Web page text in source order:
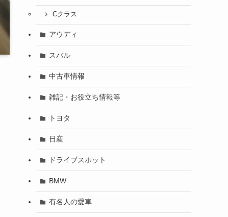
Cクラス
アウディ
スバル
中古車情報
雑記・お役立ち情報等
トヨタ
日産
ドライブスポット
BMW
有名人の愛車